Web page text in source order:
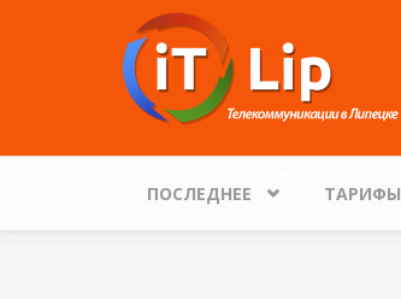
Перейти к основному содержанию
ПОСЛЕДНЕЕ ТАРИФЫ